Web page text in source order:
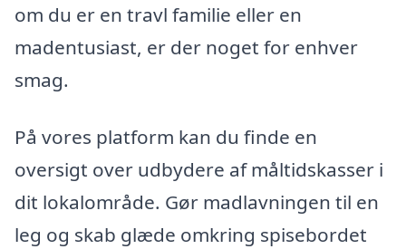
om du er en travl familie eller en
madentusiast, er der noget for enhver
smag.
På vores platform kan du finde en
oversigt over udbydere af måltidskasser i
dit lokalområde. Gør madlavningen til en
leg og skab glæde omkring spisebordet